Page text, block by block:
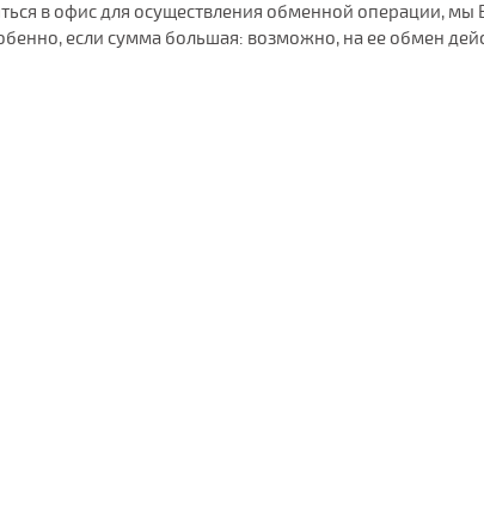
в офис для осуществления обменной операции,
если сумма большая: возможно, на ее обмен